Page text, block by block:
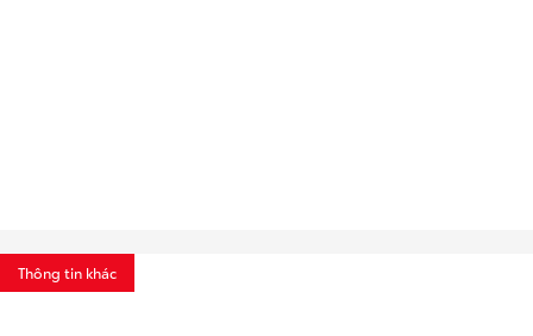
Thông tin khác